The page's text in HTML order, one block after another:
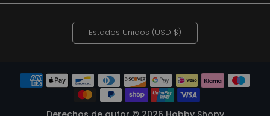
Estados Unidos (USD $)